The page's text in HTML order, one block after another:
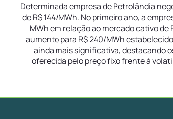
Determinada empresa de Petrolândia
de R$ 144/MWh. No primeiro ano, a
MWh em relação ao mercado cativo de
aumento para R$ 240/MWh
ainda mais significativa, destacando
oferecida pelo preço fixo frente à